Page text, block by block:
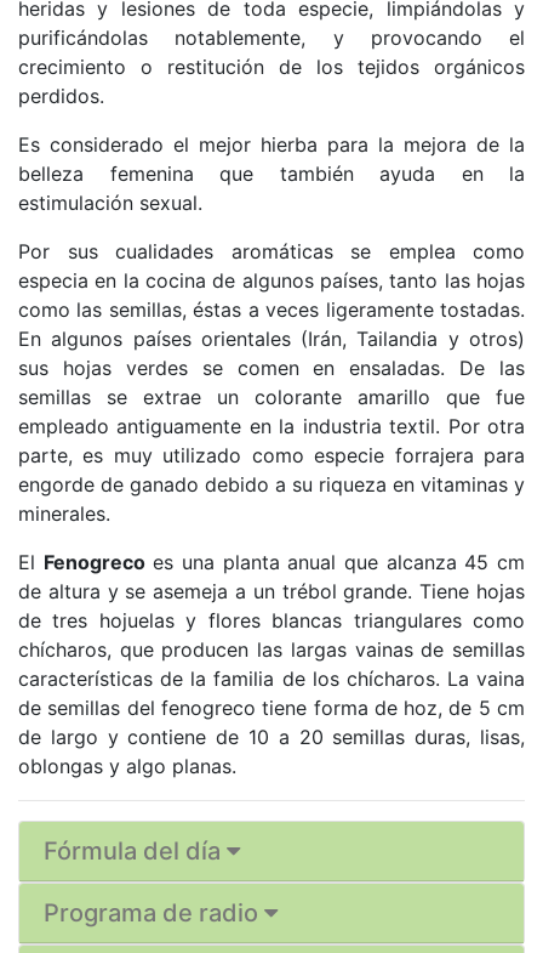
heridas y lesiones de toda especie, limpiándolas y
purificándolas notablemente, y provocando el
crecimiento o restitución de los tejidos orgánicos
perdidos.
Es considerado el mejor hierba para la mejora de la
belleza femenina que también ayuda en la
estimulación sexual.
Por sus cualidades aromáticas se emplea como
especia en la cocina de algunos países, tanto las hojas
como las semillas, éstas a veces ligeramente tostadas.
En algunos países orientales (Irán, Tailandia y otros)
sus hojas verdes se comen en ensaladas. De las
semillas se extrae un colorante amarillo que fue
empleado antiguamente en la industria textil. Por otra
parte, es muy utilizado como especie forrajera para
engorde de ganado debido a su riqueza en vitaminas y
minerales.
El Fenogrecoes una planta anual que alcanza 45 cm
de altura y se asemeja a un trébol grande. Tiene hojas
de tres hojuelas y flores blancas triangulares como
chícharos, que producen las largas vainas de semillas
características de la familia de los chícharos. La vaina
de semillas del fenogreco tiene forma de hoz, de 5 cm
de largo y contiene de 10 a 20 semillas duras, lisas,
oblongas y algo planas.
Fórmula del día
Programa de radio